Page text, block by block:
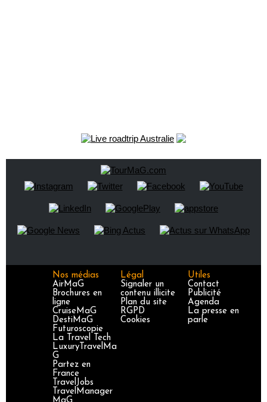
Nos médias
AirMaG
Brochures en
ligne
CruiseMaG
DestiMaG
Futuroscopie
La Travel Tech
LuxuryTravelMa
G
Partez en
France
TravelJobs
TravelManager
Légal
Signaler un
contenu illicite
Plan du site
RGPD
Cookies
Utiles
Contact
Publicité
Agenda
La presse en
parle